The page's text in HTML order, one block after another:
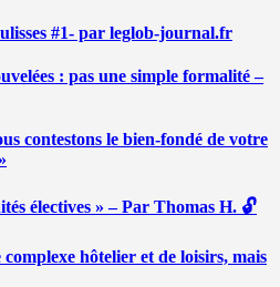
#1- par leglob-journal.fr
: pas une simple formalité –
contestons le bien-fondé de votre
électives » – Par Thomas H. 🔓
hôtelier et de loisirs, mais